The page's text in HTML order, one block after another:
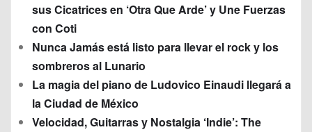
sus Cicatrices en ‘Otra Que Arde’ y Une Fuerzas
con Coti
Nunca Jamás está listo para llevar el rock y los
sombreros al Lunario
La magia del piano de Ludovico Einaudi llegará a
la Ciudad de México
Velocidad, Guitarras y Nostalgia ‘Indie’: The